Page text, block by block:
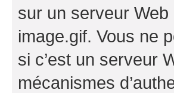
sur un serveur
image.gif. Vous ne
si c’est un serveur
mécanismes